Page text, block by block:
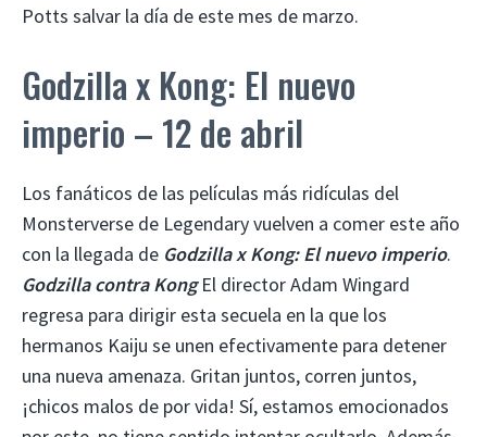
Potts salvar la día de este mes de marzo.
Godzilla x Kong: El nuevo
imperio – 12 de abril
Los fanáticos de las películas más ridículas del
Monsterverse de Legendary vuelven a comer este año
con la llegada de Godzilla x Kong: El nuevo imperio.
Godzilla contra KongEl director Adam Wingard
regresa para dirigir esta secuela en la que los
hermanos Kaiju se unen efectivamente para detener
una nueva amenaza. Gritan juntos, corren juntos,
¡chicos malos de por vida! Sí, estamos emocionados